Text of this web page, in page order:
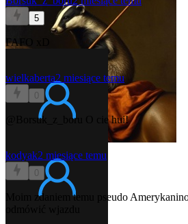
5
FAFO xD
wielkaberta2 miesiące temu
0
@Borsuk_z_boru O cie hui!
kodyak2 miesiące temu
0
Moim zdaniem temu pseudo